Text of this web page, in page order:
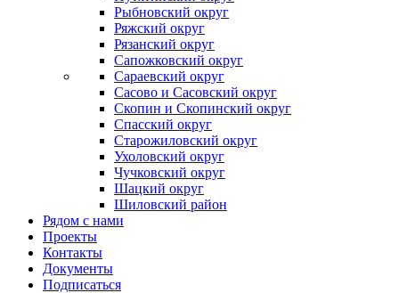
Рыбновский округ
Ряжский округ
Рязанский округ
Сапожковский округ
Сараевский округ
Сасово и Сасовский округ
Скопин и Скопинский округ
Спасский округ
Старожиловский округ
Ухоловский округ
Чучковский округ
Шацкий округ
Шиловский район
Рядом с нами
Проекты
Контакты
Документы
Подписаться